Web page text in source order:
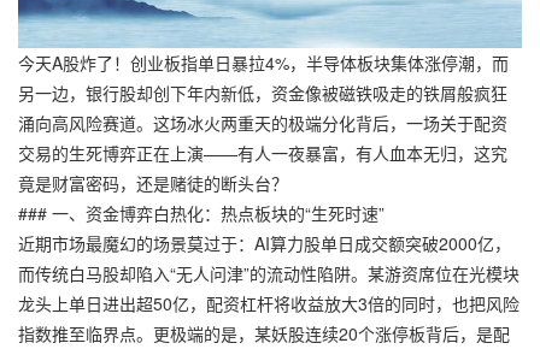
今天A股炸了！创业板指单日暴拉4%，半导体板块集体涨停潮，而
另一边，银行股却创下年内新低，资金像被磁铁吸走的铁屑般疯狂
涌向高风险赛道。这场冰火两重天的极端分化背后，一场关于配资
交易的生死博弈正在上演——有人一夜暴富，有人血本无归，这究
竟是财富密码，还是赌徒的断头台？
### 一、资金博弈白热化：热点板块的“生死时速”
近期市场最魔幻的场景莫过于：AI算力股单日成交额突破2000亿，
而传统白马股却陷入“无人问津”的流动性陷阱。某游资席位在光模块
龙头上单日进出超50亿，配资杠杆将收益放大3倍的同时，也把风险
指数推至临界点。更极端的是，某妖股连续20个涨停板背后，是配